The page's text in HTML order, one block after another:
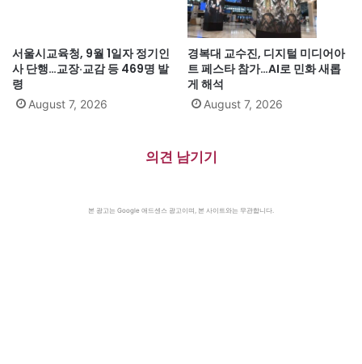
서울시교육청, 9월 1일자 정기인
사 단행…교장·교감 등 469명 발
령
August 7, 2026
경복대 교수진, 디지털 미디어아
트 페스타 참가…AI로 민화 새롭
게 해석
August 7, 2026
의견 남기기
본 광고는 Google 애드센스 광고이며, 본 사이트와는 무관합니다.